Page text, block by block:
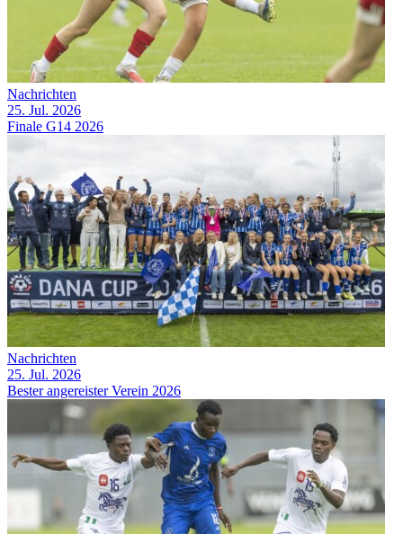
Nachrichten
25. Jul. 2026
Finale G14 2026
Nachrichten
25. Jul. 2026
Bester angereister Verein 2026